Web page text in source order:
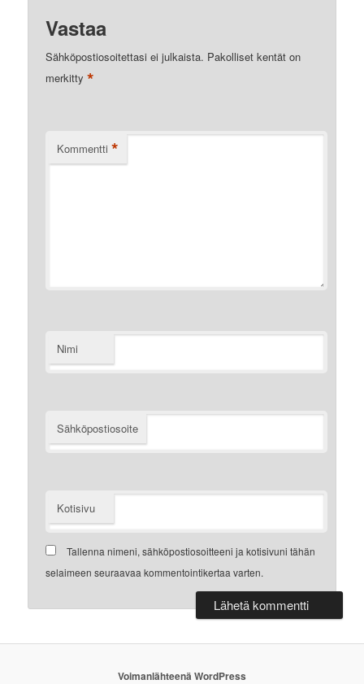
Vastaa
Sähköpostiosoitettasi ei julkaista. Pakolliset kentät on
merkitty*
Kommentti *
Nimi
Sähköpostiosoite
Kotisivu
Tallenna nimeni, sähköpostiosoitteeni ja kotisivuni tähän
selaimeen seuraavaa kommentointikertaa varten.
Voimanlähteenä WordPress